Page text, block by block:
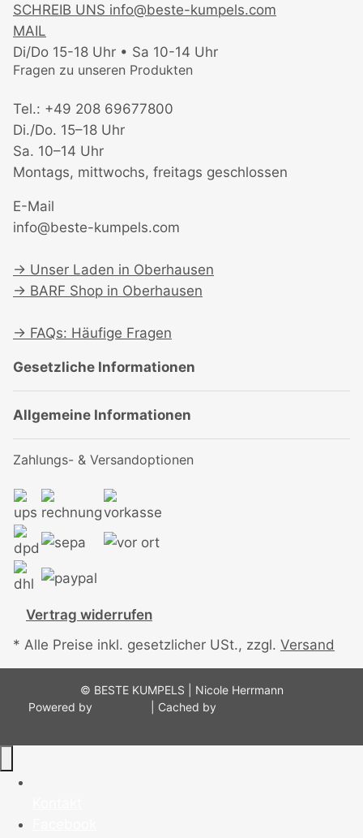
SCHREIB UNS info@beste-kumpels.com
MAIL
Di/Do 15-18 Uhr • Sa 10-14 Uhr
Fragen zu unseren Produkten
Tel.: +49 208 69677800
Di./Do. 15–18 Uhr
Sa. 10–14 Uhr
Montags, mittwochs, freitags geschlossen
E-Mail
info@beste-kumpels.com
→ Unser Laden in Oberhausen
→ BARF Shop in Oberhausen
→ FAQs: Häufige Fragen
Gesetzliche Informationen
Allgemeine Informationen
Zahlungs- & Versandoptionen
Vertrag widerrufen
* Alle Preise inkl. gesetzlicher USt., zzgl. Versand
© BESTE KUMPELS | Nicole Herrmann
Powered by
| Cached by